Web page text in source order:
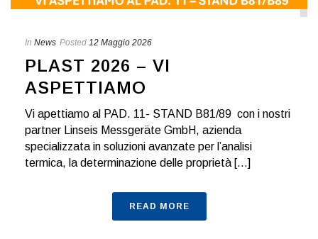
In News Posted 12 Maggio 2026
PLAST 2026 – VI
ASPETTIAMO
Vi apettiamo al PAD. 11- STAND B81/89 con i nostri
partner Linseis Messgeräte GmbH, azienda
specializzata in soluzioni avanzate per l’analisi
termica, la determinazione delle proprietà [...]
READ MORE